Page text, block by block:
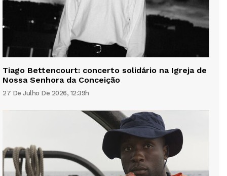
Tiago Bettencourt: concerto solidário na Igreja de
Nossa Senhora da Conceição
27 De Julho De 2026, 12:39h